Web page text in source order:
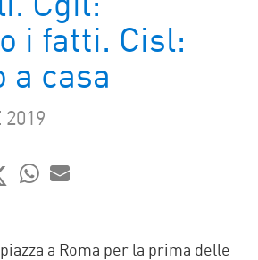
i fatti. Cisl:
a casa
2019
a Roma per la prima delle